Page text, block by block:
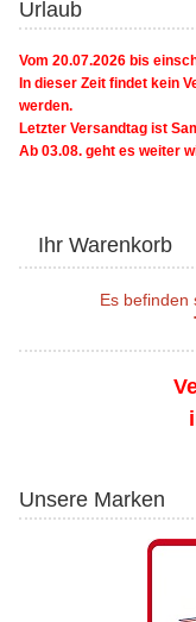
Urlaub
Vom 20.07.2026 bis
In dieser Zeit findet kein
werden.
Letzter Versandtag ist
Ab 03.08. geht es weiter
Ihr Warenkorb
Es befinden
Unsere Marken